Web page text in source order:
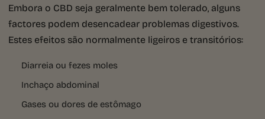
Embora o CBD seja geralmente bem tolerado, alguns
factores podem desencadear problemas digestivos.
Estes efeitos são normalmente ligeiros e transitórios:
Diarreia ou fezes moles
Inchaço abdominal
Gases ou dores de estômago